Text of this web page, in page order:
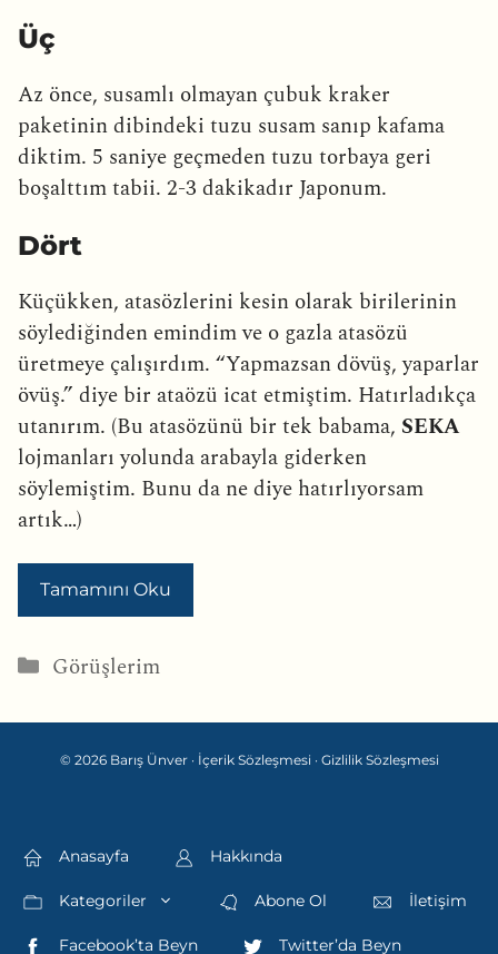
Üç
Az önce, susamlı olmayan çubuk kraker
paketinin dibindeki tuzu susam sanıp kafama
diktim. 5 saniye geçmeden tuzu torbaya geri
boşalttım tabii. 2-3 dakikadır Japonum.
Dört
Küçükken, atasözlerini kesin olarak birilerinin
söylediğinden emindim ve o gazla atasözü
üretmeye çalışırdım. “Yapmazsan dövüş, yaparlar
övüş.” diye bir ataözü icat etmiştim. Hatırladıkça
utanırım. (Bu atasözünü bir tek babama, SEKA
lojmanları yolunda arabayla giderken
söylemiştim. Bunu da ne diye hatırlıyorsam
artık…)
Tamamını Oku
Kategoriler
Görüşlerim
© 2026 Barış Ünver · İçerik Sözleşmesi · Gizlilik Sözleşmesi
Anasayfa Hakkında
Kategoriler Abone Ol İletişim
Facebook’ta Beyn Twitter’da Beyn